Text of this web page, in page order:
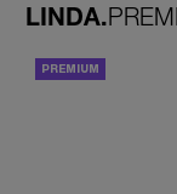
LINDA.